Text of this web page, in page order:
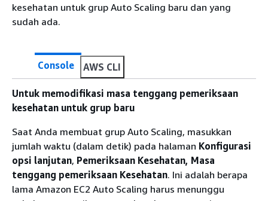
kesehatan untuk grup Auto Scaling baru dan yang
sudah ada.
Console AWS CLI
Untuk memodifikasi masa tenggang pemeriksaan
kesehatan untuk grup baru
Saat Anda membuat grup Auto Scaling, masukkan
jumlah waktu (dalam detik) pada halaman Konfigurasi
opsi lanjutan, Pemeriksaan Kesehatan, Masa
tenggang pemeriksaan Kesehatan. Ini adalah berapa
lama Amazon EC2 Auto Scaling harus menunggu